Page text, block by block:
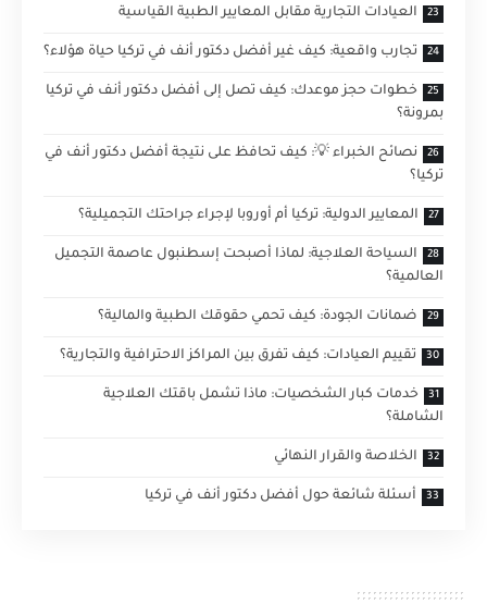
العيادات التجارية مقابل المعايير الطبية القياسية
تجارب واقعية: كيف غير أفضل دكتور أنف في تركيا حياة هؤلاء؟
خطوات حجز موعدك: كيف تصل إلى أفضل دكتور أنف في تركيا
بمرونة؟
نصائح الخبراء 💡: كيف تحافظ على نتيجة أفضل دكتور أنف في
تركيا؟
المعايير الدولية: تركيا أم أوروبا لإجراء جراحتك التجميلية؟
السياحة العلاجية: لماذا أصبحت إسطنبول عاصمة التجميل
العالمية؟
ضمانات الجودة: كيف تحمي حقوقك الطبية والمالية؟
تقييم العيادات: كيف تفرق بين المراكز الاحترافية والتجارية؟
خدمات كبار الشخصيات: ماذا تشمل باقتك العلاجية
الشاملة؟
الخلاصة والقرار النهائي
أسئلة شائعة حول أفضل دكتور أنف في تركيا